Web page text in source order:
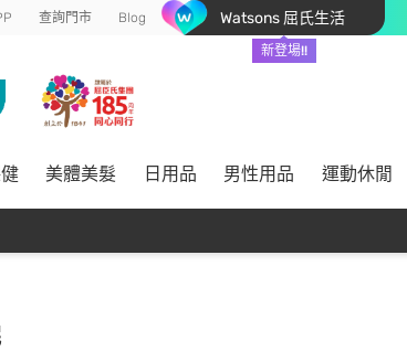
查詢門市 Blog Watsons 屈氏生活
新登場!!
美體美髮 日用品 男性用品 運動休閒